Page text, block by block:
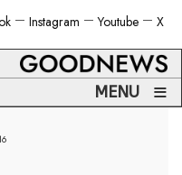
X
Youtube
Instagram
MENU ≡